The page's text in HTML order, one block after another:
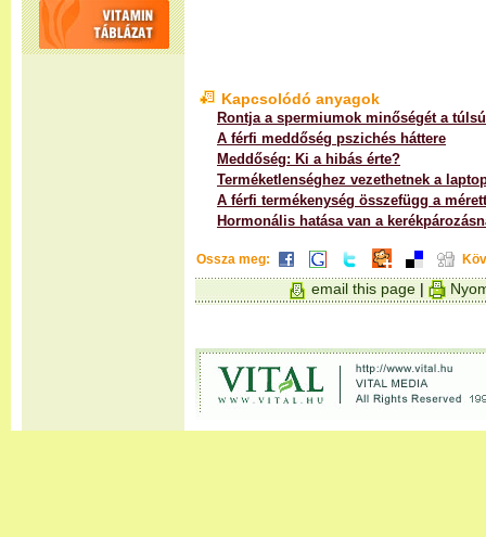
Kapcsolódó anyagok
Rontja a spermiumok minőségét a
A férfi meddőség pszichés háttere
Meddőség: Ki a hibás érte?
Terméketlenséghez vezethetnek a
A férfi termékenység összefügg a
Hormonális hatása van a
Ossza meg:
email this page |